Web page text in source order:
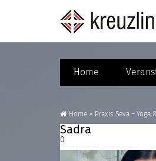
Home
Home » Praxis Seva – Yoga
Sadra
0